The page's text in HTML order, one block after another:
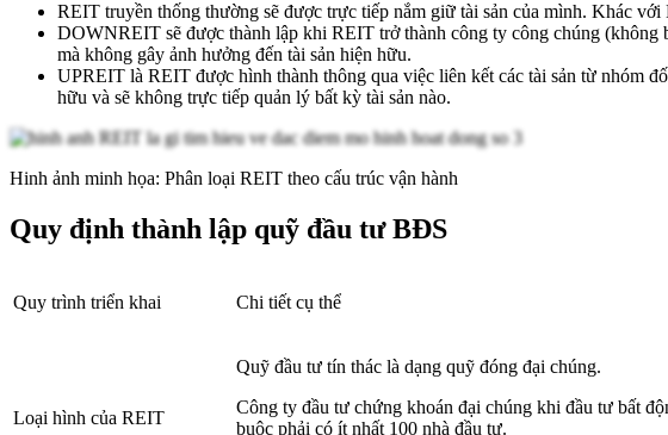
REIT truyền thống thường sẽ được trực tiếp nắm giữ tài sản của mình. Khác
DOWNREIT sẽ được thành lập khi REIT trở thành công ty công chúng
mà không gây ảnh hưởng đến tài sản hiện hữu.
UPREIT là REIT được hình thành thông qua việc liên kết các tài sản từ nhóm
hữu và sẽ không trực tiếp quản lý bất kỳ tài sản nào.
Hinh ảnh minh họa: Phân loại REIT theo cấu trúc vận hành
Quy định thành lập quỹ đầu tư BĐS
Quy trình triển khai Chi tiết cụ thể
Loại hình của REIT
Quỹ đầu tư tín thác là dạng quỹ đóng đại chúng.
Công ty đầu tư chứng khoán đại chúng khi đầu tư bất
buộc phải có ít nhất 100 nhà đầu tư.